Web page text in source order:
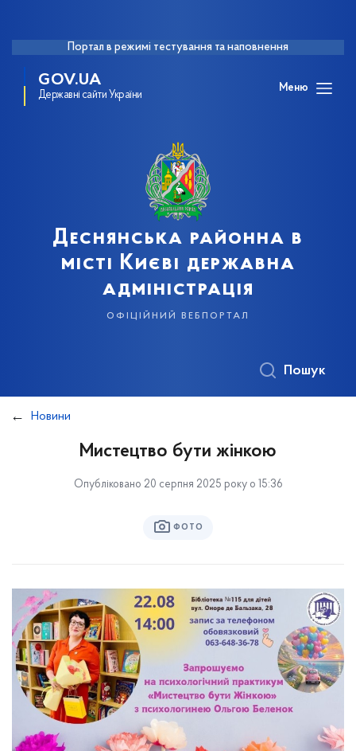
Портал в режимі тестування та наповнення
GOV.UA
Державні сайти України
Меню
Деснянська районна в
місті Києві державна
адміністрація
офіційний вебпортал
Пошук
Новини
Мистецтво бути жінкою
Опубліковано 20 серпня 2025 року о 15:36
ФОТО